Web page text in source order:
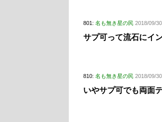
801: 名も無き星の民 2018/09/
サプ可って流石にイ
810: 名も無き星の民 2018/09/
いやサプ可でも両面